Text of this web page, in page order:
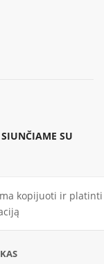
SIUNČIAME SU
kopijuoti ir platinti